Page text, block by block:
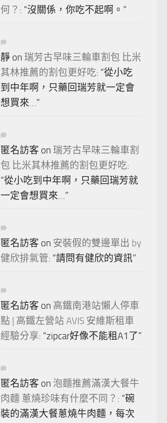
何？ : “沒關係，你吃不起啊。 ”
靜 on 瑞芳古早味三輪車割包 比米
其林推薦的割包更好吃: “從小吃
到中年啊，只藥回瑞芳就一定會
想買來…”
匿名訪客 on 瑞芳古早味三輪車割
包 比米其林推薦的割包更好吃:
“從小吃到中年啊，只藥回瑞芳就
一定會想買來…”
匿名訪客 on 安裝假的雙邊單出 by
健欣排氣管: “請問有健欣的資訊”
匿名訪客 on 高鐵南港站懶人停車
點 | 高鐵左營站 AVIS 安維斯租車
經驗分享: “zipcar好像不能租A1了”
匿名訪客 on 泡麵推薦滿漢大餐牛
肉麵 蔥燒珍味有什麼不同？ : “碗
裝的滿漢大餐蔥燒牛肉麵，每次